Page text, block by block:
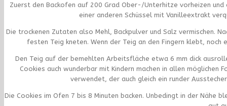
Zuerst den Backofen auf 200 Grad Ober-/Unterhitze vorheizen und
einer anderen Schüssel mit Vanilleextrakt
Die trockenen Zutaten also Mehl, Backpulver und Salz vermischen.
festen Teig kneten. Wenn der Teig an den Fingern klebt,
Den Teig auf der bemehlten Arbeitsfläche etwa 6 mm dick
Cookies auch wunderbar mit Kindern machen in allen möglichen
verwendet, der auch gleich ein runder
Die Cookies im Ofen 7 bis 8 Minuten backen. Unbedingt in der Nähe